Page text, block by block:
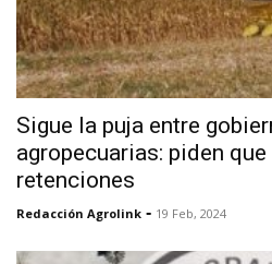
Sigue la puja entre
agropecuarias: piden
retenciones
Redacción Agrolink - 19 Feb, 2024